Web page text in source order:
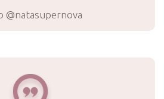
@natasupernova